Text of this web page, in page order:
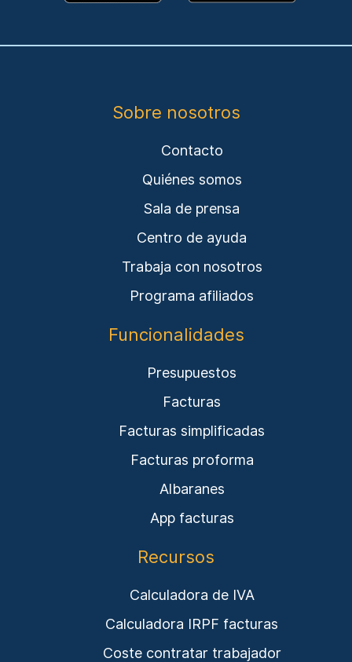
Sobre nosotros
Contacto
Quiénes somos
Sala de prensa
Centro de ayuda
Trabaja con nosotros
Programa afiliados
Funcionalidades
Presupuestos
Facturas
Facturas simplificadas
Facturas proforma
Albaranes
App facturas
Recursos
Calculadora de IVA
Calculadora IRPF facturas
Coste contratar trabajador